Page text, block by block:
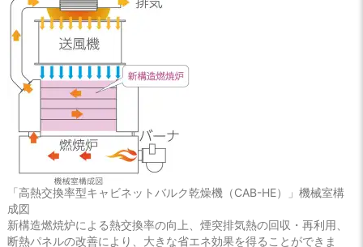
「高熱交換率型キャビネットバルク乾燥機（CAB-HE）」機械室構
成図
新構造燃焼炉による熱交換率の向上、煙突排気熱の回収・再利用、
断熱パネルの改善により、大きな省エネ効果を得ることができま